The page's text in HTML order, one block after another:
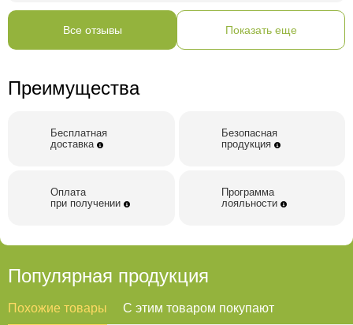
Все отзывы Показать еще
Преимущества
Бесплатная
доставка
Безопасная
продукция
Оплата
при получении
Программа
лояльности
Популярная продукция
Похожие товары С этим товаром покупают